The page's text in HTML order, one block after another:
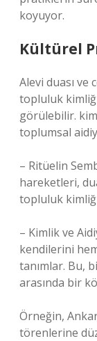
koyuyor.
Kültürel
Alevi duası
topluluk
görülebilir.
toplumsal
– Ritüelin
hareketleri,
topluluk
– Kimlik ve
kendilerini
tanımlar. Bu,
arasında bir
Örneğin,
törenlerine